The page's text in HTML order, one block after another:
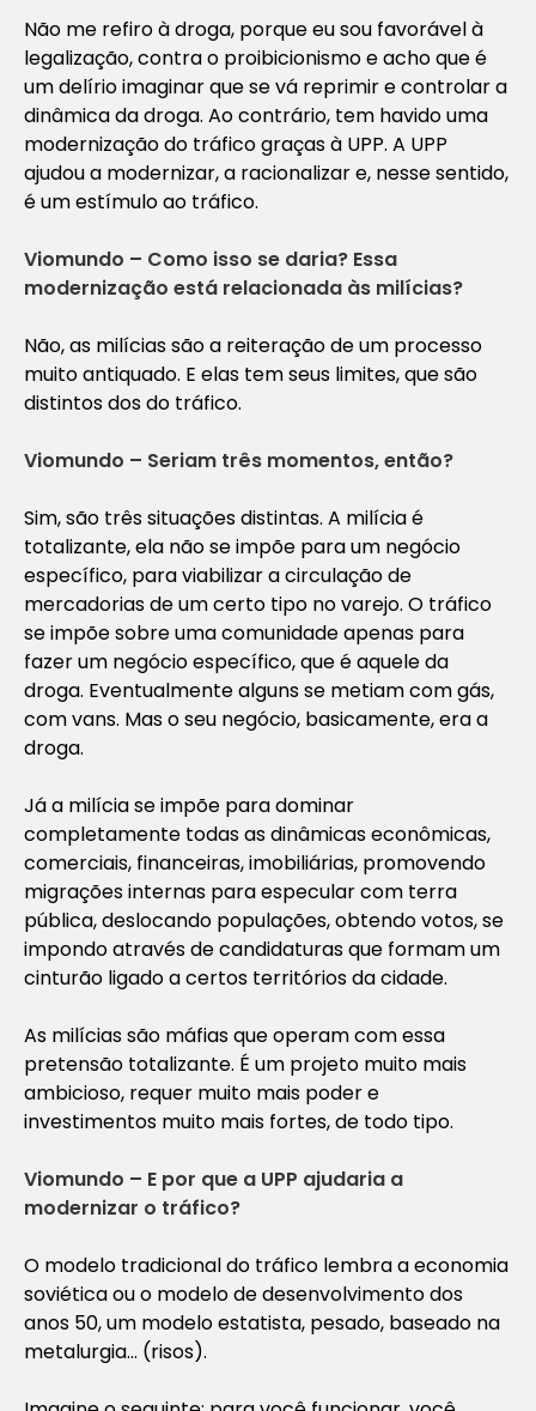
Não me refiro à droga, porque eu sou favorável à
legalização, contra o proibicionismo e acho que é
um delírio imaginar que se vá reprimir e controlar a
dinâmica da droga. Ao contrário, tem havido uma
modernização do tráfico graças à UPP. A UPP
ajudou a modernizar, a racionalizar e, nesse sentido,
é um estímulo ao tráfico.
Viomundo – Como isso se daria? Essa
modernização está relacionada às milícias?
Não, as milícias são a reiteração de um processo
muito antiquado. E elas tem seus limites, que são
distintos dos do tráfico.
Viomundo – Seriam três momentos, então?
Sim, são três situações distintas. A milícia é
totalizante, ela não se impõe para um negócio
específico, para viabilizar a circulação de
mercadorias de um certo tipo no varejo. O tráfico
se impõe sobre uma comunidade apenas para
fazer um negócio específico, que é aquele da
droga. Eventualmente alguns se metiam com gás,
com vans. Mas o seu negócio, basicamente, era a
droga.
Já a milícia se impõe para dominar
completamente todas as dinâmicas econômicas,
comerciais, financeiras, imobiliárias, promovendo
migrações internas para especular com terra
pública, deslocando populações, obtendo votos, se
impondo através de candidaturas que formam um
cinturão ligado a certos territórios da cidade.
As milícias são máfias que operam com essa
pretensão totalizante. É um projeto muito mais
ambicioso, requer muito mais poder e
investimentos muito mais fortes, de todo tipo.
Viomundo – E por que a UPP ajudaria a
modernizar o tráfico?
O modelo tradicional do tráfico lembra a economia
soviética ou o modelo de desenvolvimento dos
anos 50, um modelo estatista, pesado, baseado na
metalurgia… (risos).